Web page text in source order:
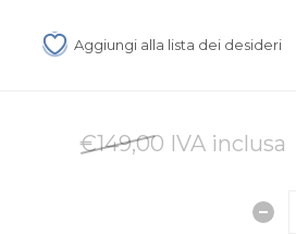
Aggiungi alla lista dei desideri
€149,00 IVA inclusa